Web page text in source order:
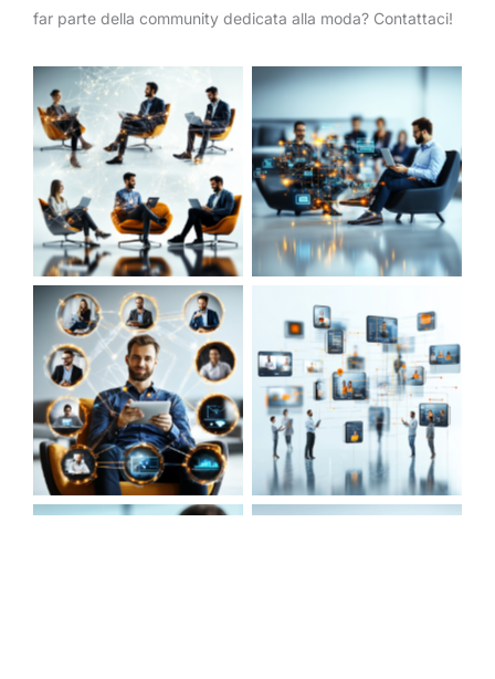
far parte della community dedicata alla moda? Contattaci!